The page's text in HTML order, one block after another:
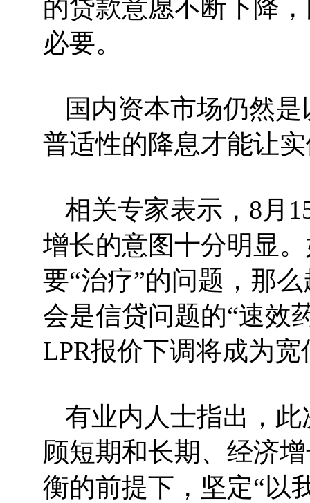
的贷款意愿不断下降
必要。
国内资本市场仍然
普适性的降息才能让
相关专家表示，8月
增长的意图十分明显
要“治疗”的问题，那
会是信贷问题的“速效
LPR报价下调将成为
有业内人士指出，
顾短期和长期、经济
衡的前提下，坚定“以